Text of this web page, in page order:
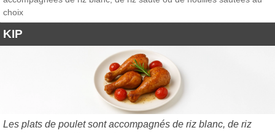
choix
KIP
Les plats de poulet sont accompagnés de riz blanc, de riz